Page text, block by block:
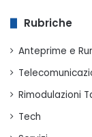
Rubriche
Anteprime e
Rimodulazioni
Tech